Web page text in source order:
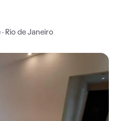
Rio de Janeiro